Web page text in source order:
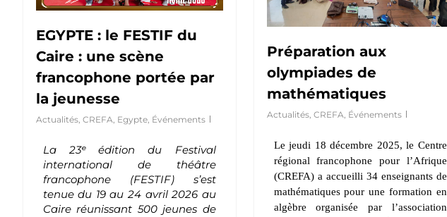
EGYPTE : le FESTIF du
Caire : une scène
francophone portée par
la jeunesse
Actualités, CREFA, Egypte, Événements
La 23ᵉédition du Festival
international de théâtre
francophone (FESTIF) s’est
tenue du 19 au 24 avril 2026 au
Caire réunissant 500 jeunes de
Préparation aux
olympiades de
mathématiques
Actualités, CREFA Événements
Le jeudi 18 décembre 2025, le Centre
régional francophone pour l’Afrique
(CREFA) a accueilli 34 enseignants de
mathématiques pour une formation en
algèbre organisée par l’association